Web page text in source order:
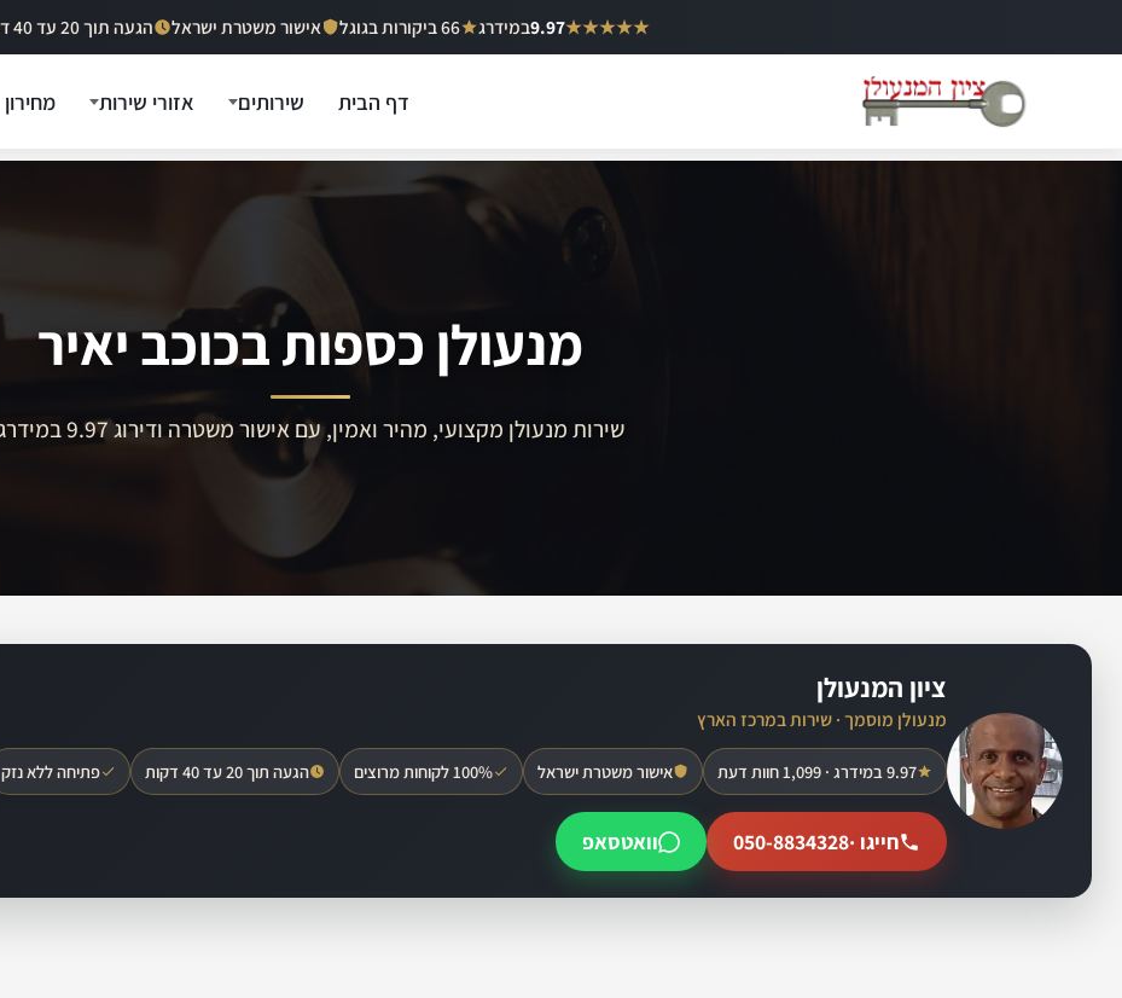
לתוכן
★★★★★
9.97במידרג 66 ביקורות בגוגל אישור משטרת ישראל הגעה תוך 20 עד 40 דקות
דף הבית שירותים אזורי שירות מחירון
מנעולן כספות בכוכב יאיר
שירות מנעולן מקצועי, מהיר ואמין, עם אישור משטרה ודירוג 9.97 במידרג
ציון המנעולן
מנעולן מוסמך · שירות במרכז הארץ
9.97 במידרג · 1,099 חוות דעת אישור משטרת ישראל 100% לקוחות מרוצים הגעה תוך 20 עד 40 דקות פתיחה ללא נזק
חייגו ·050-8834328 וואטסאפ